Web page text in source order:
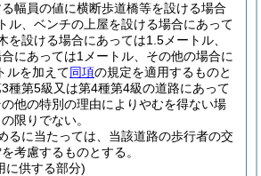
幅員の値に横断歩道橋等を設ける場合
ル、ベンチの上屋を設ける場合にあって
を設ける場合にあっては1.5メートル、
にあっては1メートル、その他の場合に
ルを加えて同項の規定を適用するものと
種第5級又は第4種第4級の道路にあって
他の特別の理由によりやむを得ない場
限りでない。
るに当たっては、当該道路の歩行者の交
考慮するものとする。
に供する部分)